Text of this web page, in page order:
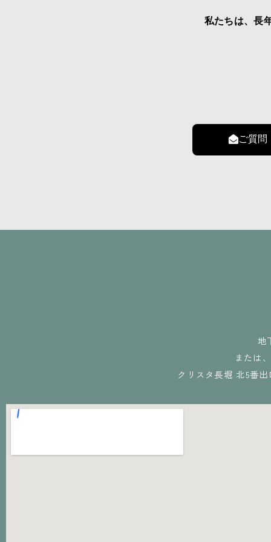
私たちは、長
ご質問
地
または
クリスタ長堀 北5番